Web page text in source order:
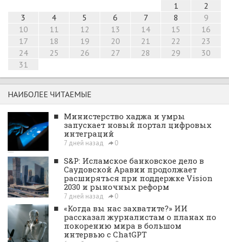
1
2
3
4 5 6 7 8
9
10
11 12 13 14 15
16
17
18 19 20 21 22
23
24
25 26 27 28 29
30
31
НАИБОЛЕЕ ЧИТАЕМЫЕ
■ Министерство хаджа и умры
запускает новый портал цифровых
интеграций
7 дней назад 0
■ S&P: Исламское банковское дело в
Саудовской Аравии продолжает
расширяться при поддержке Vision
2030 и рыночных реформ
7 дней назад 0
■ «Когда вы нас захватите?» ИИ
рассказал журналистам о планах по
покорению мира в большом
интервью с ChatGPT